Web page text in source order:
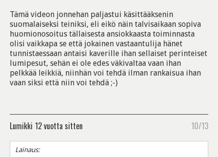
Tämä videon jonnehan paljastui käsittääksenin
suomalaiseksi teiniksi, eli eikö näin talvisaikaan sopiva
huomionosoitus tällaisesta ansiokkaasta toiminnasta
olisi vaikkapa se että jokainen vastaantulija hänet
tunnistaessaan antaisi kaverille ihan sellaiset perinteiset
lumipesut, sehän ei ole edes väkivaltaa vaan ihan
pelkkää leikkiä, niinhän voi tehdä ilman rankaisua ihan
vaan siksi että niin voi tehdä ;-)
Lumikki 12 vuotta sitten 10/13
Lainaus: